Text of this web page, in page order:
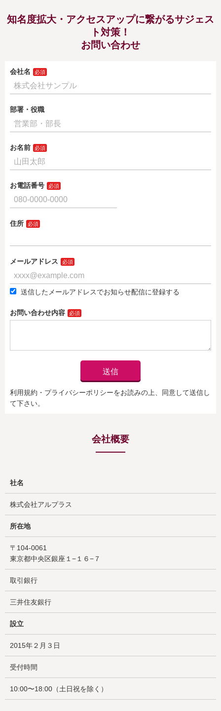
知名度拡大・アクセスアップに繋がるサジェス
ト対策！
お問い合わせ
会社名
部署・役職
お名前
お電話番号
住所
メールアドレス
送信したメールアドレスでお知らせ配信に登録する
お問い合わせ内容
送信
利用規約・プライバシーポリシーをお読みの上、同意して送信し
て下さい。
会社概要
社名
株式会社アルプラス
所在地
〒104-0061
東京都中央区銀座１−１６−７
取引銀行
三井住友銀行
設立
2015年２月３日
受付時間
10:00〜18:00（土日祝を除く）